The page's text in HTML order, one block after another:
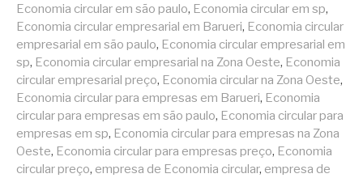
Economia circular em são paulo, Economia circular em sp,
Economia circular empresarial em Barueri, Economia circular
empresarial em são paulo, Economia circular empresarial em
sp, Economia circular empresarial na Zona Oeste, Economia
circular empresarial preço, Economia circular na Zona Oeste,
Economia circular para empresas em Barueri, Economia
circular para empresas em são paulo, Economia circular para
empresas em sp, Economia circular para empresas na Zona
Oeste, Economia circular para empresas preço, Economia
circular preço, empresa de Economia circular, empresa de